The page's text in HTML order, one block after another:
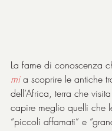
La fame di conoscenza
mi a scoprire le antiche
dell’Africa, terra che
capire meglio quelli che
“piccoli affamati” e